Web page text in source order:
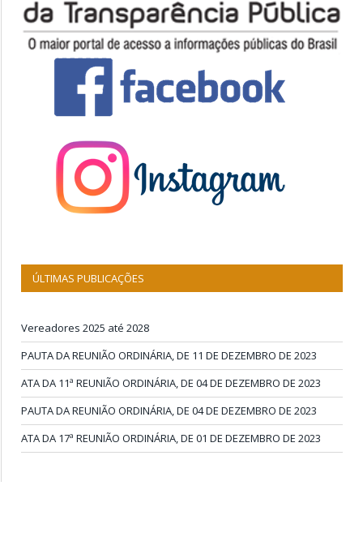
ÚLTIMAS PUBLICAÇÕES
Vereadores 2025 até 2028
PAUTA DA REUNIÃO ORDINÁRIA, DE 11 DE DEZEMBRO DE 2023
ATA DA 11ª REUNIÃO ORDINÁRIA, DE 04 DE DEZEMBRO DE 2023
PAUTA DA REUNIÃO ORDINÁRIA, DE 04 DE DEZEMBRO DE 2023
ATA DA 17ª REUNIÃO ORDINÁRIA, DE 01 DE DEZEMBRO DE 2023